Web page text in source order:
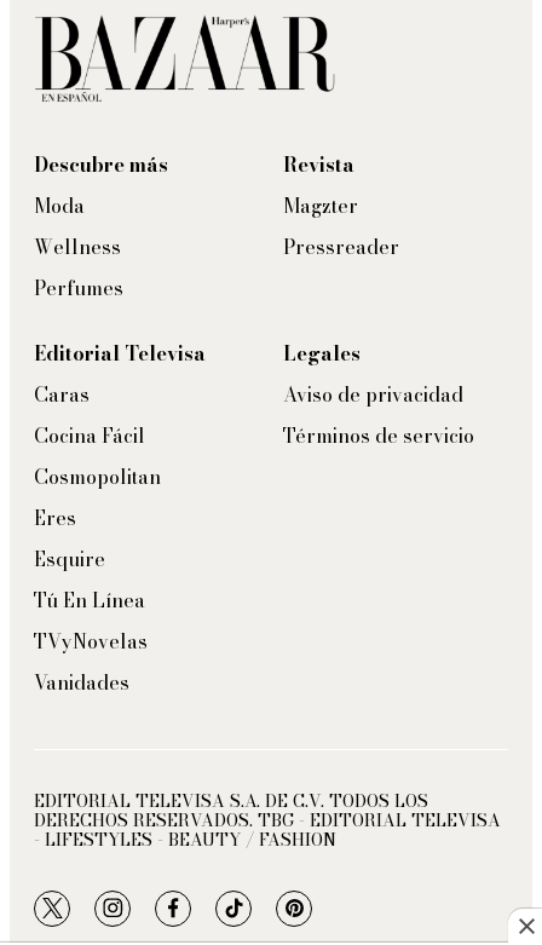
Descubre más
Moda
Wellness
Perfumes
Revista
Magzter
Pressreader
Editorial Televisa
Caras
Cocina Fácil
Cosmopolitan
Eres
Esquire
Tú En Línea
TVyNovelas
Vanidades
Legales
Aviso de privacidad
Términos de servicio
EDITORIAL TELEVISA S.A. DE C.V. TODOS LOS
DERECHOS RESERVADOS. TBG - EDITORIAL TELEVISA
- LIFESTYLES - BEAUTY / FASHION
twitterinstagramfacebooktiktokpinterest